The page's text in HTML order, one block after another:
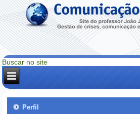
Perfil